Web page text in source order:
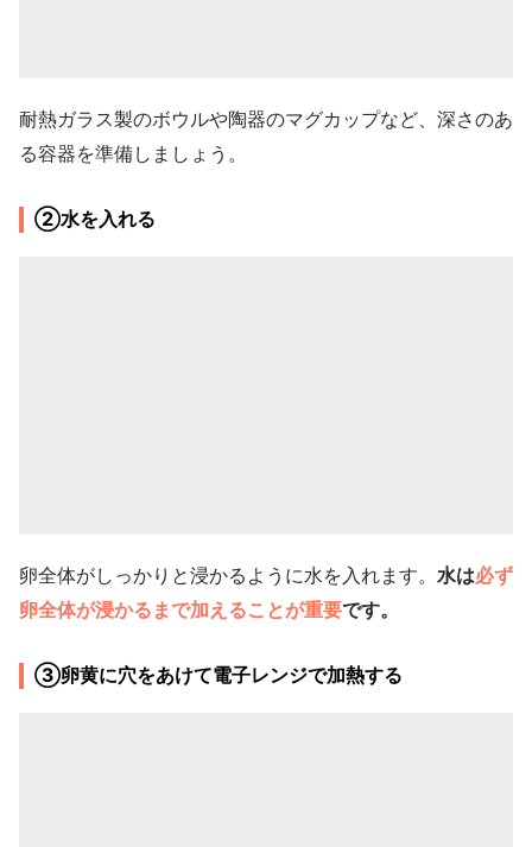
耐熱ガラス製のボウルや陶器のマグカップなど、深さのあ
る容器を準備しましょう。
②水を入れる
卵全体がしっかりと浸かるように水を入れます。 水は必ず
卵全体が浸かるまで加えることが重要です。
③卵黄に穴をあけて電子レンジで加熱する